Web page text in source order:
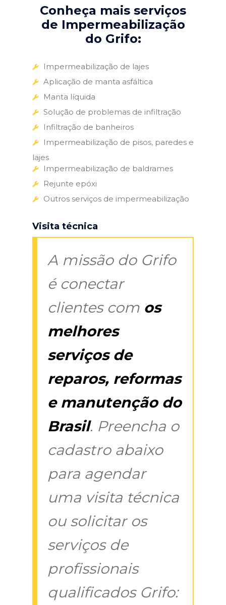
Conheça mais serviços
de Impermeabilização
do Grifo:
Impermeabilização de lajes
Aplicação de manta asfáltica
Manta líquida
Solução de problemas de infiltração
Infiltração de banheiros
Impermeabilização de pisos, paredes e
lajes
Impermeabilização de baldrames
Rejunte epóxi
Outros serviços de impermeabilização
Visita técnica
A missão do Grifo
é conectar
clientes com os
melhores
serviços de
reparos, reformas
e manutenção do
Brasil. Preencha o
cadastro abaixo
para agendar
uma visita técnica
ou solicitar os
serviços de
profissionais
qualificados Grifo: